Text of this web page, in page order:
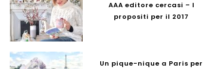
AAA editore cercasi – I
propositi per il 2017
Un pique-nique a Paris per